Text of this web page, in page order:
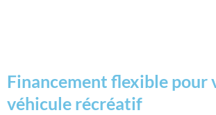
Financement flexible pour
véhicule récréatif